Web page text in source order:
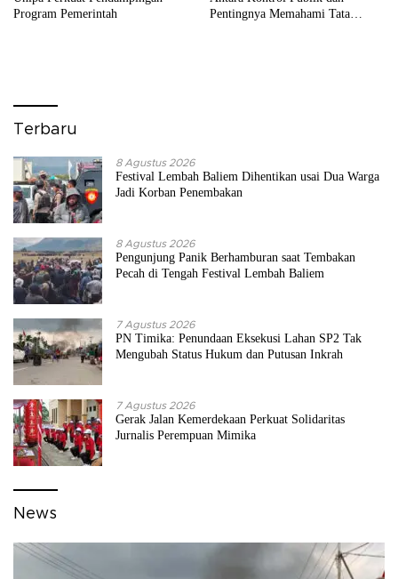
Program Pemerintah
Pentingnya Memahami Tata
Terbaru
8 Agustus 2026
Festival Lembah Baliem Dihentikan usai Dua Warga
Jadi Korban Penembakan
8 Agustus 2026
Pengunjung Panik Berhamburan saat Tembakan
Pecah di Tengah Festival Lembah Baliem
7 Agustus 2026
PN Timika: Penundaan Eksekusi Lahan SP2 Tak
Mengubah Status Hukum dan Putusan Inkrah
7 Agustus 2026
Gerak Jalan Kemerdekaan Perkuat Solidaritas
Jurnalis Perempuan Mimika
News